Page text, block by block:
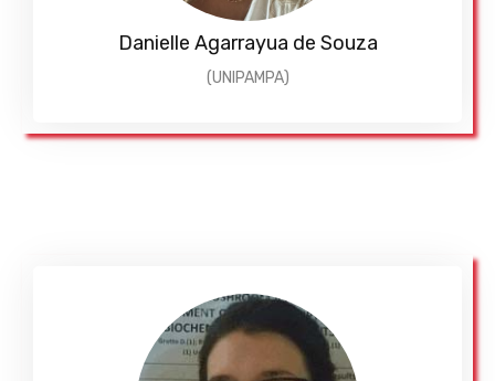
Danielle Agarrayua de Souza
(UNIPAMPA)